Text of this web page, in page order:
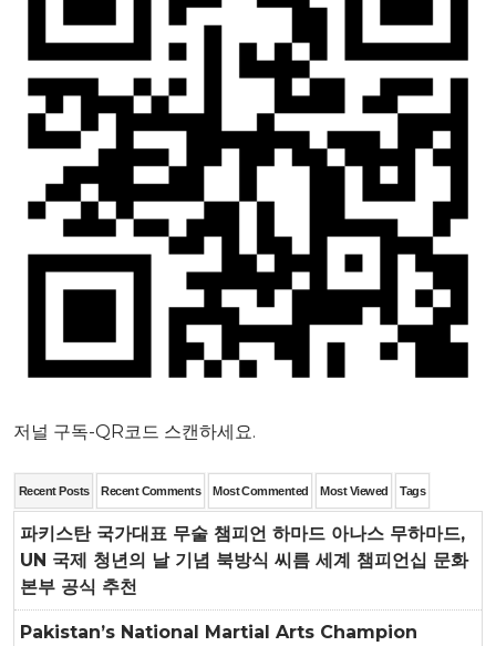
저널 구독-QR코드 스캔하세요.
Recent Posts Recent Comments Most Commented Most Viewed Tags
파키스탄 국가대표 무술 챔피언 하마드 아나스 무하마드,
UN 국제 청년의 날 기념 북방식 씨름 세계 챔피언십 문화
본부 공식 추천
Pakistan’s National Martial Arts Champion